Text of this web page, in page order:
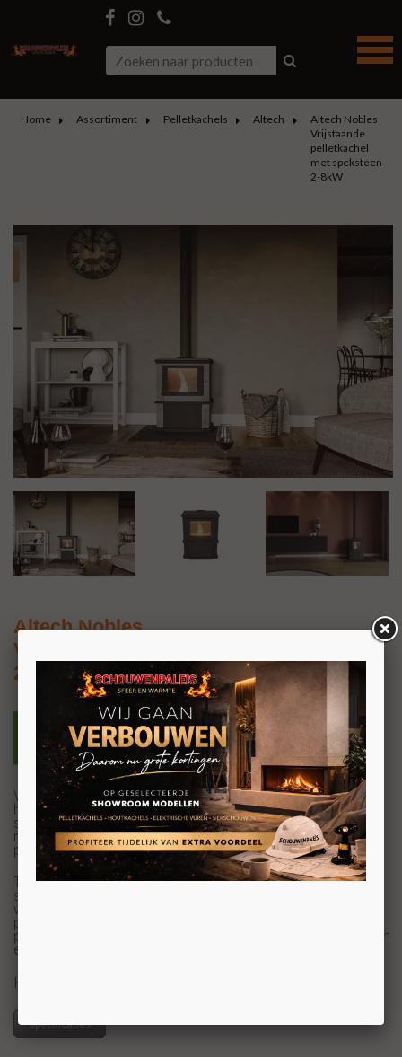
Home Assortiment Pelletkachels Altech
Altech Nobles
Vrijstaande
pelletkachel
met speksteen
2-8kW
Altech Nobles
Vrijstaande pelletkachel met speksteen
2-8kW
We kennen Altech natuurlijk van de speksteen
houtkachels. Nu komt Altech ook met een unieke serie
speksteen pelletkachels. Deze toestellen werken niet
meer zoals de doorsnee pelletkachel. De Altech Nobles
pelletkachel is voorzien van een micro-gassysteem.
Tevens is de Altech Nobles pelletkachel voorzien van
speksteen, wat tot wel 10 uur na het doven van het vuur
warmte afgeeft. De Nobles is standaard een front
pelletkachel en uitgerust met een 2,5 kilogram
pelletbrander waar u tot wel 3 uur lang kunt genieten van
een brandend vlammenspel.
KOM VOOR UW PRIJS NAAR ONZE SHOWROOM
Specificaties